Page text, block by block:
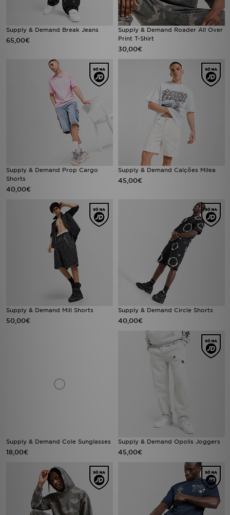
Supply & Demand Break Jeans
65,00€
Supply & Demand Roader All Over
Print T-Shirt
30,00€
Supply & Demand Prop Cargo
Shorts
40,00€
Supply & Demand Calções Milea
45,00€
Supply & Demand Mill Shorts
50,00€
Supply & Demand Circle Shorts
40,00€
Supply & Demand Cole Sunglasses
18,00€
Supply & Demand Opolis Joggers
45,00€